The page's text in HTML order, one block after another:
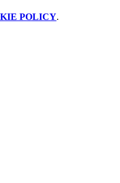
POLICY.